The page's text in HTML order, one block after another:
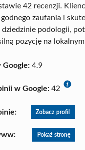
42 recenzji.
zaufania i
dziedzinie podologii,
pozycję na
Google: 4.9
w Google: 42
Zobacz profil
Pokaż stronę